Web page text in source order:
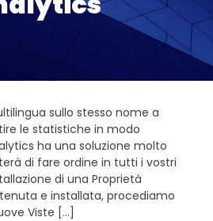
sullo stesso nome a
le statistiche in modo
ha una soluzione molto
di fare ordine in tutti i vostri
di una Proprietà
e installata, procediamo
Viste […]